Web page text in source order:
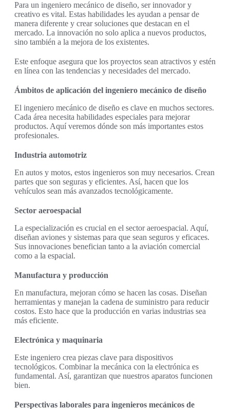
Para un ingeniero mecánico de diseño, ser innovador y
creativo es vital. Estas habilidades les ayudan a pensar de
manera diferente y crear soluciones que destacan en el
mercado. La innovación no solo aplica a nuevos productos,
sino también a la mejora de los existentes.
Este enfoque asegura que los proyectos sean atractivos y estén
en línea con las tendencias y necesidades del mercado.
Ámbitos de aplicación del ingeniero mecánico de diseño
El ingeniero mecánico de diseño es clave en muchos sectores.
Cada área necesita habilidades especiales para mejorar
productos. Aquí veremos dónde son más importantes estos
profesionales.
Industria automotriz
En autos y motos, estos ingenieros son muy necesarios. Crean
partes que son seguras y eficientes. Así, hacen que los
vehículos sean más avanzados tecnológicamente.
Sector aeroespacial
La especialización es crucial en el sector aeroespacial. Aquí,
diseñan aviones y sistemas para que sean seguros y eficaces.
Sus innovaciones benefician tanto a la aviación comercial
como a la espacial.
Manufactura y producción
En manufactura, mejoran cómo se hacen las cosas. Diseñan
herramientas y manejan la cadena de suministro para reducir
costos. Esto hace que la producción en varias industrias sea
más eficiente.
Electrónica y maquinaria
Este ingeniero crea piezas clave para dispositivos
tecnológicos. Combinar la mecánica con la electrónica es
fundamental. Así, garantizan que nuestros aparatos funcionen
bien.
Perspectivas laborales para ingenieros mecánicos de